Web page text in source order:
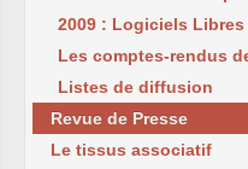
2009 : Logiciels Libres
Les comptes-rendus
Listes de diffusion
Revue de Presse
Le tissus associatif